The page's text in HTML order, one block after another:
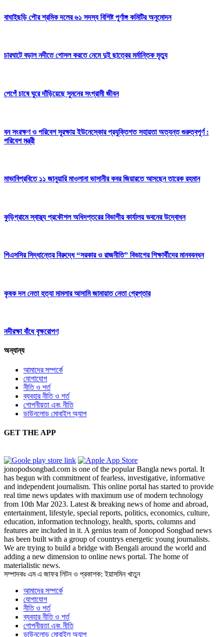
বাঘাইছড়ি পৌর শ্রমিক দলের ৬১ সদস্য বিশিষ্ট পূর্ণাঙ্গ কমিটির অনুমোদন
চারঘাটে বড়াল নদীতে গোসল করতে নেমে দুই ছাত্রের মর্মান্তিক মৃত্যু
পেপেঁ চাষে ঘুরে দাঁড়িয়েছে সুমনের সংগ্রামী জীবন
বন সংরক্ষণ ও পরিবেশ সুরক্ষায় ইউনেস্কোর প্রযুক্তিগত সহায়তা অত্যন্ত গুরুত্বপূর্ণ :
পরিবেশ মন্ত্রী
মাভাবিপ্রবিতে ১১ জানুয়ারি মাওলানা ভাসানীর কবর জিয়ারতে আসছেন তারেক রহমান
কুড়িগ্রামে স্বাস্থ্য প্রকৌশল অধিদপ্তরের বিভাগীয় কার্যালয় ভবনের উদ্বোধন
পিএসসির সিদ্ধান্তের বিরুদ্ধে “সরকার ও রাজনীতি” বিভাগের শিক্ষার্থীদের মানববন্ধন
কৃষক দল নেতা হত্যা মামলার আসামি জামায়াত নেতা গ্রেপ্তার
নদীরক্ষা বাঁধে বৃক্ষরোপণ
অন্যান্য
আমাদের সম্পর্কে
যোগাযোগ
নীতি ও শর্ত
ব্যবহার নীতি ও শর্ত
গোপনীয়তা এবং নীতি
ডাউনলোড মোবাইল অ্যাপ
GET THE APP
jonopodsongbad.com is one of the popular Bangla news portal. It
has begun with commitment of fearless, investigative, informative
and independent journalism. This online portal has started to provide
real time news updates with maximum use of modern technology
from 10th Mar 2023. Latest & breaking news of home and abroad,
entertainment, lifestyle, special reports, politics, economics, culture,
education, information technology, health, sports, columns and
features are included in it. A genius team of Jonopod Songbad news
has been built with a group of countrys energetic young journalists.
We are trying to build a bridge with Bengali around the world and
adding a new dimension to online news portal. The home of
materialistic news.
সম্পাদকঃ এম এ জাফর লিটন ও প্রকাশক: ইয়াসমিন খাতুন
আমাদের সম্পর্কে
যোগাযোগ
নীতি ও শর্ত
ব্যবহার নীতি ও শর্ত
গোপনীয়তা এবং নীতি
ডাউনলোড মোবাইল অ্যাপ